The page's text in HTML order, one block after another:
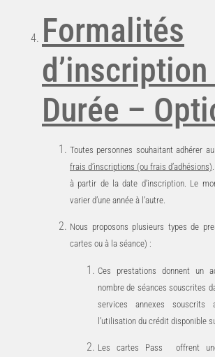
Formalités
d’inscription
Durée –
Toutes personnes souhaitant adhérer
frais d’inscriptions (ou frais d’adhésions)
à partir de la date d’inscription. Le
varier d’une année à l’autre.
Nous proposons plusieurs types de
cartes ou à la séance) :
Ces prestations donnent un
nombre de séances souscrites
services annexes
l’utilisation du crédit disponible
Les cartes Pass offrent